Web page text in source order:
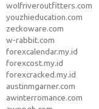
wolfriveroutfitters.com
youzhieducation.com
zeckoware.com
w-rabbit.com
forexcalendar.my.id
forexcost.my.id
forexcracked.my.id
austinmgarner.com
awinterromance.com